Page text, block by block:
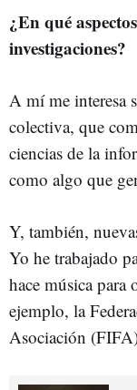
¿En qué
investigaciones?
A mí me interesa
colectiva, que
ciencias de la
como algo que
Y, también,
Yo he trabajado
hace música para
ejemplo, la
Asociación